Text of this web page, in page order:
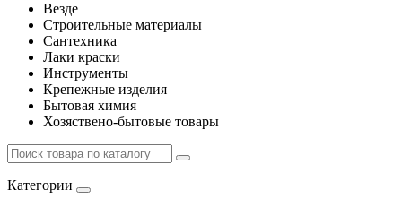
Везде
Строительные материалы
Сантехника
Лаки краски
Инструменты
Крепежные изделия
Бытовая химия
Хозяствено-бытовые товары
Категории